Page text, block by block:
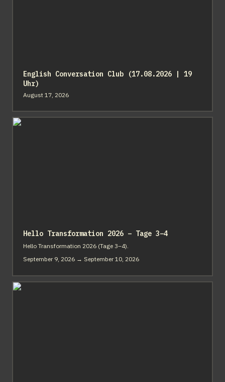
English Conversation Club (17.08.2026 | 19
Uhr)
August 17, 2026
Hello Transformation 2026 – Tage 3–4
Hello Transformation 2026 – Tage 3–4
Hello Transformation 2026 (Tage 3–4).
September 9, 2026 → September 10, 2026
Kräuterwanderung (12.09.2026)